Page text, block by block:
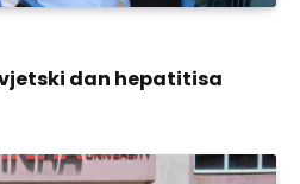
dan hepatitisa